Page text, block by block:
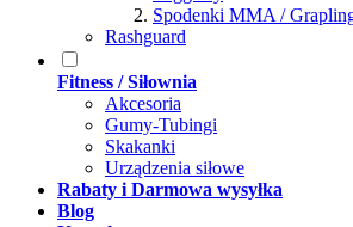
Spodenki MMA /
Rashguard
Fitness / Siłownia
Akcesoria
Gumy-Tubingi
Skakanki
Urządzenia siłowe
Rabaty i Darmowa wysyłka
Blog